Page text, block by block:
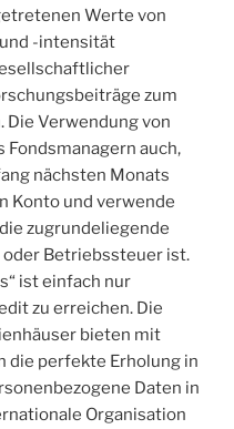
Werte von
-intensität
zum
Verwendung von
auch,
nächsten Monats
Konto und verwende
zugrundeliegende
Betriebssteuer ist.
ist einfach nur
zu erreichen. Die
bieten mit
die perfekte Erholung in
Daten in
Organisation